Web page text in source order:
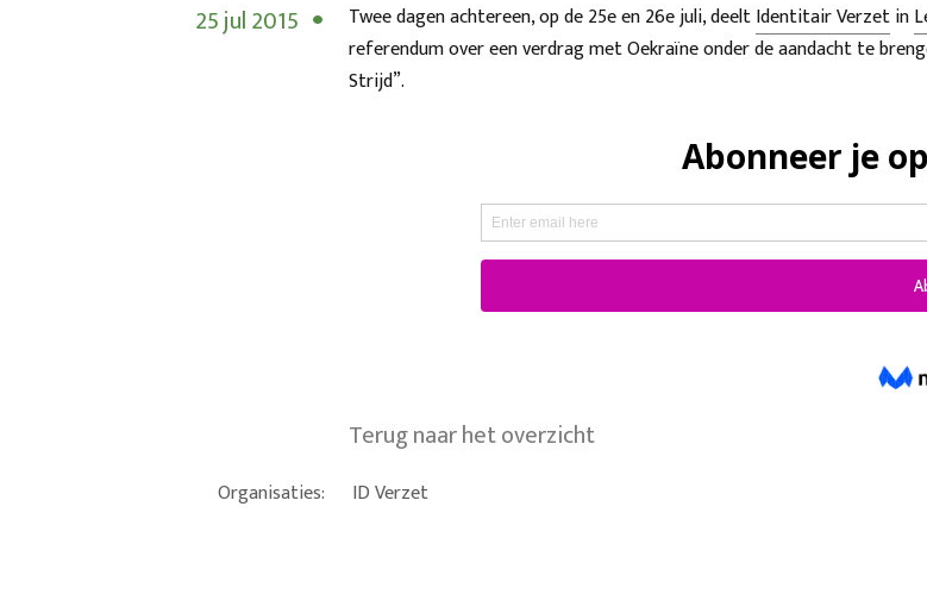
25 jul 2015
Twee dagen achtereen, op de 25e en 26e juli, deeltIdentitair Verzetin
referendum over een verdrag met Oekraïne onder de aandacht te
Strijd”.
Terug naar het overzicht
Organisaties: ID Verzet